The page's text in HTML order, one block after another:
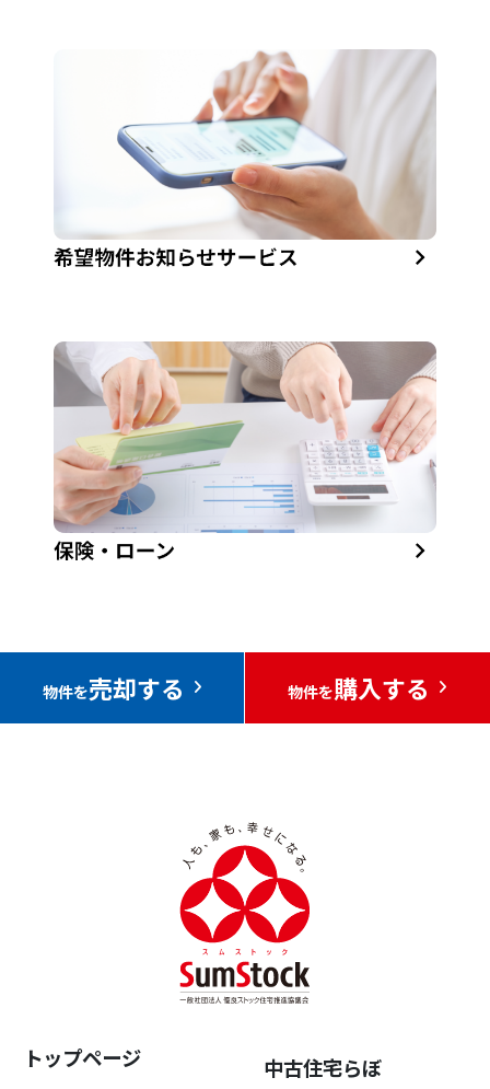
物件を売却する 物件を購入する
トップページ 中古住宅らぼ